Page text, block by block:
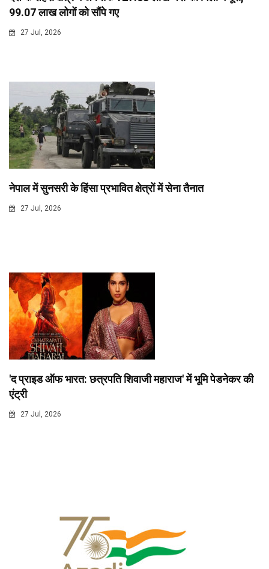
99.07 लाख लोगों को सौंपे गए
27 Jul, 2026
नेपाल में सुनसरी के हिंसा प्रभावित क्षेत्रों में सेना तैनात
27 Jul, 2026
'द प्राइड ऑफ भारत: छत्रपति शिवाजी महाराज' में भूमि पेडनेकर की
एंट्री
27 Jul, 2026